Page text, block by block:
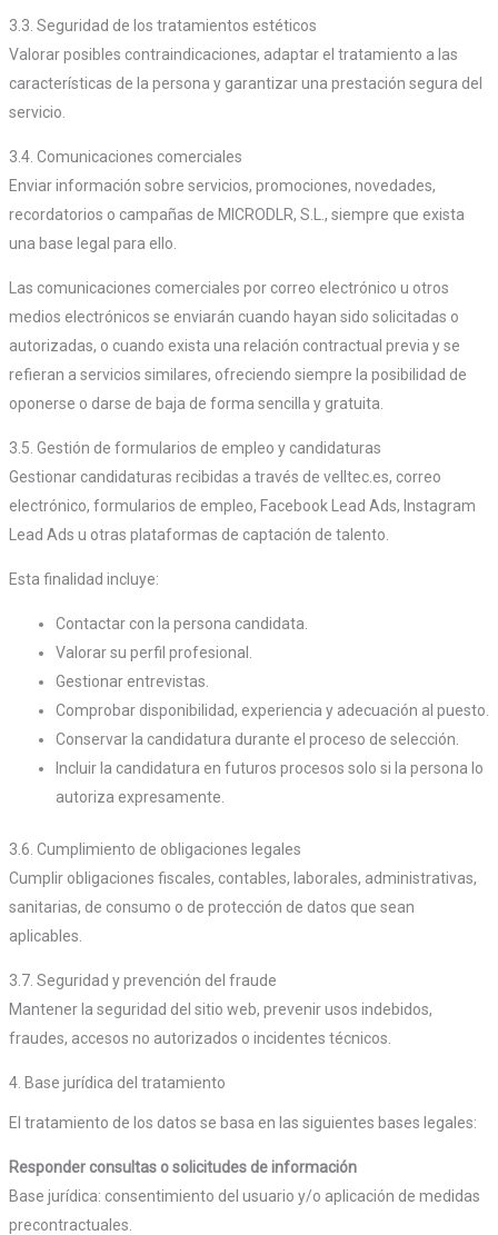
3.3. Seguridad de los tratamientos estéticos
Valorar posibles contraindicaciones, adaptar el tratamiento a las
características de la persona y garantizar una prestación segura del
servicio.
3.4. Comunicaciones comerciales
Enviar información sobre servicios, promociones, novedades,
recordatorios o campañas de MICRODLR, S.L., siempre que exista
una base legal para ello.
Las comunicaciones comerciales por correo electrónico u otros
medios electrónicos se enviarán cuando hayan sido solicitadas o
autorizadas, o cuando exista una relación contractual previa y se
refieran a servicios similares, ofreciendo siempre la posibilidad de
oponerse o darse de baja de forma sencilla y gratuita.
3.5. Gestión de formularios de empleo y candidaturas
Gestionar candidaturas recibidas a través de velltec.es, correo
electrónico, formularios de empleo, Facebook Lead Ads, Instagram
Lead Ads u otras plataformas de captación de talento.
Esta finalidad incluye:
Contactar con la persona candidata.
Valorar su perfil profesional.
Gestionar entrevistas.
Comprobar disponibilidad, experiencia y adecuación al puesto.
Conservar la candidatura durante el proceso de selección.
Incluir la candidatura en futuros procesos solo si la persona lo
autoriza expresamente.
3.6. Cumplimiento de obligaciones legales
Cumplir obligaciones fiscales, contables, laborales, administrativas,
sanitarias, de consumo o de protección de datos que sean
aplicables.
3.7. Seguridad y prevención del fraude
Mantener la seguridad del sitio web, prevenir usos indebidos,
fraudes, accesos no autorizados o incidentes técnicos.
4. Base jurídica del tratamiento
El tratamiento de los datos se basa en las siguientes bases legales:
Responder consultas o solicitudes de información
Base jurídica: consentimiento del usuario y/o aplicación de medidas
precontractuales.